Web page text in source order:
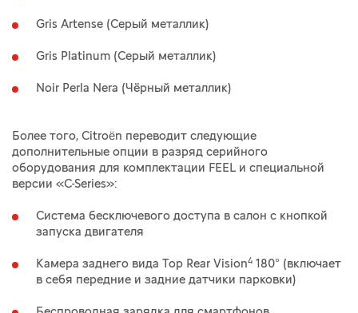
Gris Artense (Серый металлик)
Gris Platinum (Серый металлик)
Noir Perla Nera (Чёрный металлик)
Более того, Citroën переводит следующие
дополнительные опции в разряд серийного
оборудования для комплектации FEEL и специальной
версии «C-Series»:
Система бесключевого доступа в салон с кнопкой
запуска двигателя
Камера заднего вида Top Rear Vision4 180° (включает
в себя передние и задние датчики парковки)